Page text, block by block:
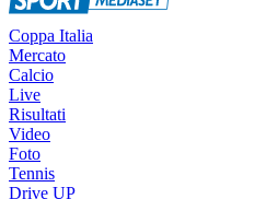
Coppa Italia
Mercato
Calcio
Live
Risultati
Video
Foto
Tennis
Drive UP